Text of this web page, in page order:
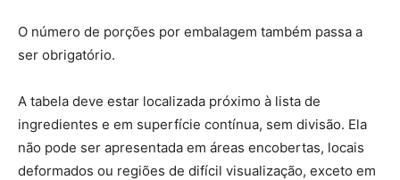
O número de porções por embalagem também passa a
ser obrigatório.
A tabela deve estar localizada próximo à lista de
ingredientes e em superfície contínua, sem divisão. Ela
não pode ser apresentada em áreas encobertas, locais
deformados ou regiões de difícil visualização, exceto em